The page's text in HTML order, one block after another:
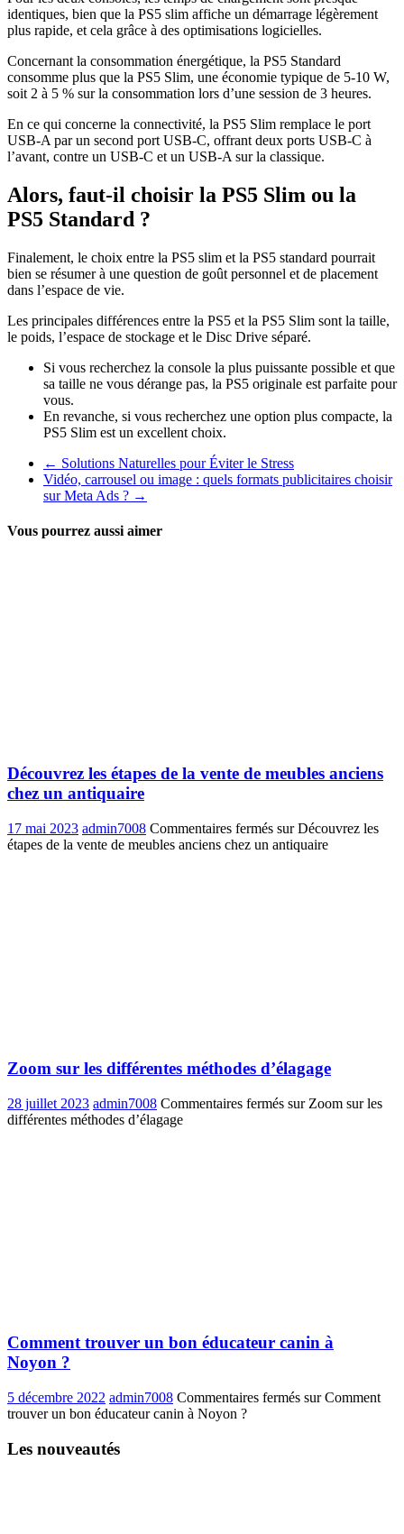
identiques, bien que la PS5 slim affiche un démarrage légèrement
plus rapide, et cela grâce à des optimisations logicielles.
Concernant la consommation énergétique, la PS5 Standard
consomme plus que la PS5 Slim, une économie typique de 5-10 W,
soit 2 à 5 % sur la consommation lors d’une session de 3 heures.
En ce qui concerne la connectivité, la PS5 Slim remplace le port
USB-A par un second port USB-C, offrant deux ports USB-C à
l’avant, contre un USB-C et un USB-A sur la classique.
Alors, faut-il choisir la PS5 Slim ou la
PS5 Standard ?
Finalement, le choix entre la PS5 slim et la PS5 standard pourrait
bien se résumer à une question de goût personnel et de placement
dans l’espace de vie.
Les principales différences entre la PS5 et la PS5 Slim sont la taille,
le poids, l’espace de stockage et le Disc Drive séparé.
Si vous recherchez la console la plus puissante possible et que
sa taille ne vous dérange pas, la PS5 originale est parfaite pour
vous.
En revanche, si vous recherchez une option plus compacte, la
PS5 Slim est un excellent choix.
← Solutions Naturelles pour Éviter le Stress
Vidéo, carrousel ou image : quels formats publicitaires choisir
sur Meta Ads ? →
Vous pourrez aussi aimer
Découvrez les étapes de la vente de meubles anciens
chez un antiquaire
17 mai 2023 admin7008 Commentaires fermés sur Découvrez les
étapes de la vente de meubles anciens chez un antiquaire
Zoom sur les différentes méthodes d’élagage
28 juillet 2023 admin7008 Commentaires fermés sur Zoom sur les
différentes méthodes d’élagage
Comment trouver un bon éducateur canin à
Noyon ?
5 décembre 2022 admin7008 Commentaires fermés sur Comment
trouver un bon éducateur canin à Noyon ?
Les nouveautés